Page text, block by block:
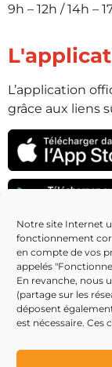
Notre site Internet
fonctionnement
en compte de vos
appelés
En revanche, nous
(partage sur les
déposent
est nécessaire. Ces
9h – 12h / 14h –
L’application
grâce aux liens